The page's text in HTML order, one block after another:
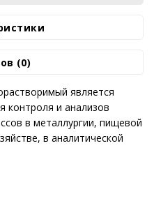
(0)
является
контроля и анализов
в металлургии, пищевой
в аналитической